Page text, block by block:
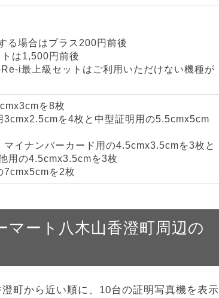
る場合はプラス200円前後
は1,500円前後
i最上級セットはご利用いただけない機種が
を8枚
3cmx2.5cmを4枚と中型証明用の5.5cmx5cm
マイナンバーカード用の4.5cmx3.5cmを3枚と
用の4.5cmx3.5cmを3枚
7cmx5cmを2枚
ート八木山香澄町周辺の
町から近い順に、10台の証明写真機を表示